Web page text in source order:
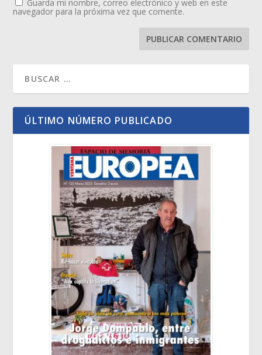
Guarda mi nombre, correo electrónico y web en este
navegador para la próxima vez que comente.
ÚLTIMO NÚMERO PUBLICADO